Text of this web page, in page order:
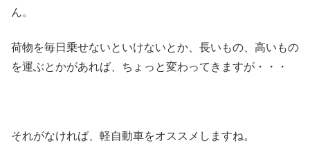
ん。
荷物を毎日乗せないといけないとか、長いもの、高いもの
を運ぶとかがあれば、ちょっと変わってきますが・・・
それがなければ、軽自動車をオススメしますね。